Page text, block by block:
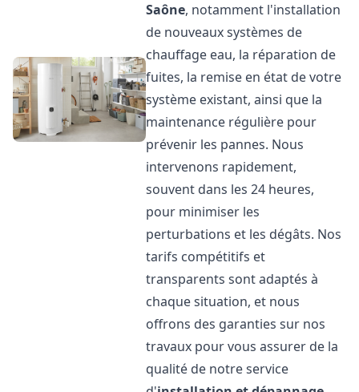
Saône, notamment l'installation
de nouveaux systèmes de
chauffage eau, la réparation de
fuites, la remise en état de votre
système existant, ainsi que la
maintenance régulière pour
prévenir les pannes. Nous
intervenons rapidement,
souvent dans les 24 heures,
pour minimiser les
perturbations et les dégâts. Nos
tarifs compétitifs et
transparents sont adaptés à
chaque situation, et nous
offrons des garanties sur nos
travaux pour vous assurer de la
qualité de notre service